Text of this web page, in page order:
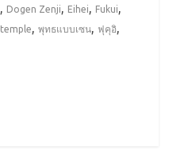
, Dogen Zenji, Eihei, Fukui,
temple,พุทธแบบเซน, ฟุคุอิ,